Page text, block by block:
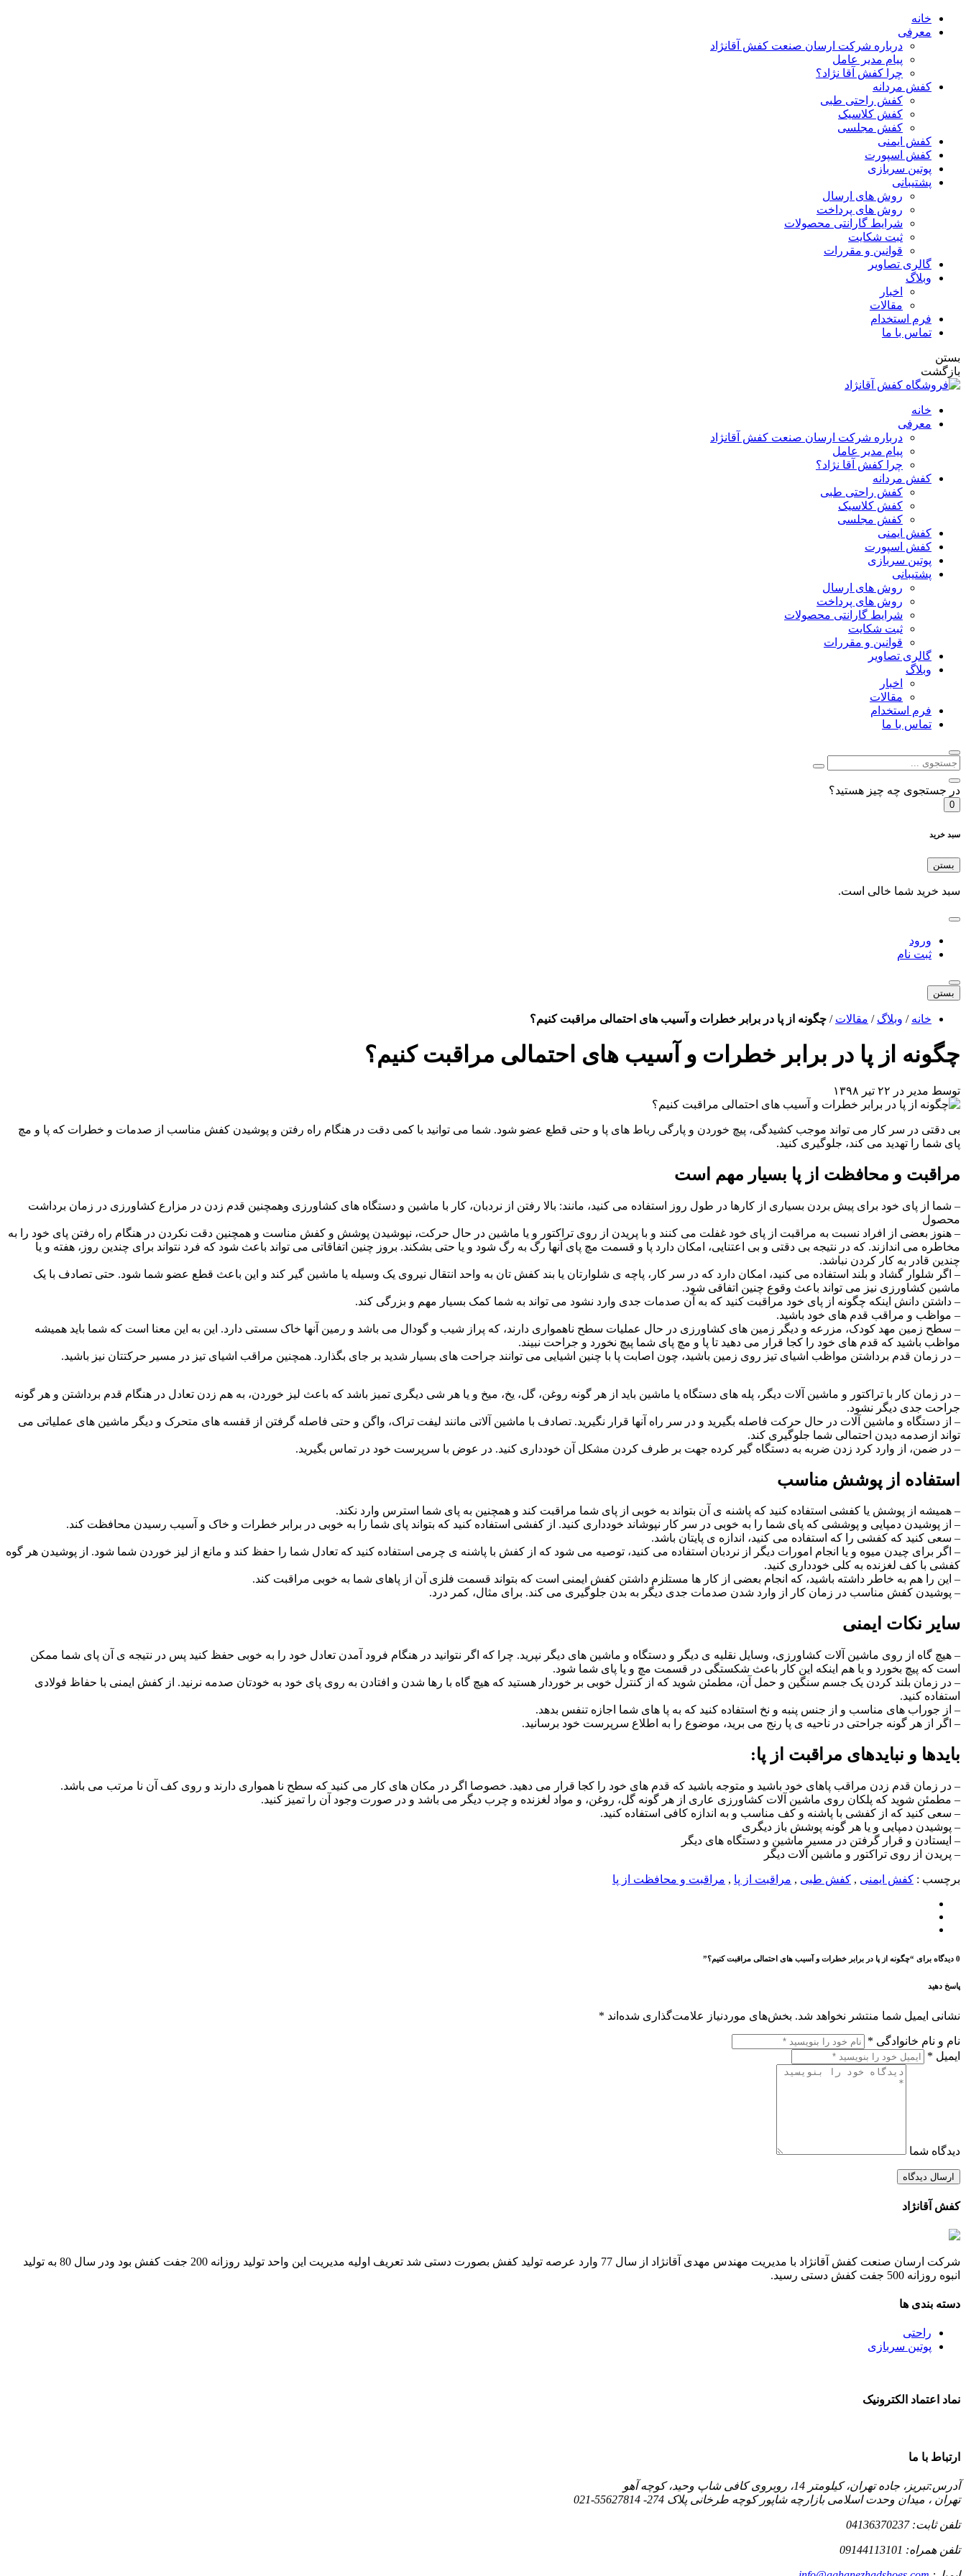
خانه
معرفی
درباره شرکت ارسان صنعت کفش آقانژاد
پیام مدیر عامل
چرا کفش آقا نژاد؟
کفش مردانه
کفش راحتی طبی
کفش کلاسیک
کفش مجلسی
کفش ایمنی
کفش اسپورت
پوتین سربازی
پشتیبانی
روش های ارسال
روش های پرداخت
شرایط گارانتی محصولات
ثبت شکایت
قوانین و مقررات
گالری تصاویر
وبلاگ
اخبار
مقالات
فرم استخدام
تماس با ما
بستن
بازگشت
خانه
معرفی
درباره شرکت ارسان صنعت کفش آقانژاد
پیام مدیر عامل
چرا کفش آقا نژاد؟
کفش مردانه
کفش راحتی طبی
کفش کلاسیک
کفش مجلسی
کفش ایمنی
کفش اسپورت
پوتین سربازی
پشتیبانی
روش های ارسال
روش های پرداخت
شرایط گارانتی محصولات
ثبت شکایت
قوانین و مقررات
گالری تصاویر
وبلاگ
اخبار
مقالات
فرم استخدام
تماس با ما
در جستجوی چه چیز هستید؟
0
سبد خرید
بستن
سبد خرید شما خالی است.
ورود
ثبت نام
بستن
خانه / وبلاگ / مقالات / چگونه از پا در برابر خطرات و آسیب های احتمالی مراقبت کنیم؟
چگونه از پا در برابر خطرات و آسیب های احتمالی مراقبت کنیم؟
توسط مدیر در ۲۲ تیر ۱۳۹۸
بی دقتی در سر کار می تواند موجب کشیدگی، پیچ خوردن و پارگی رباط های پا و حتی قطع عضو شود. شما می توانید با کمی دقت در هنگام راه رفتن و پوشیدن کفش مناسب از صدمات و خطرات که پا و مچ
پای شما را تهدید می کند، جلوگیری کنید.
مراقبت و محافظت از پا بسیار مهم است
– شما از پای خود برای پیش بردن بسیاری از کارها در طول روز استفاده می کنید، مانند: بالا رفتن از نردبان، کار با ماشین و دستگاه های کشاورزی وهمچنین قدم زدن در مزارع کشاورزی در زمان برداشت
محصول
– هنوز بعضی از افراد نسبت به مراقبت از پای خود غفلت می کنند و با پریدن از روی تراکتور و یا ماشین در حال حرکت، نپوشیدن پوشش و کفش مناست و همچنین دقت نکردن در هنگام راه رفتن پای خود را به
مخاطره می اندازند. که در نتیجه بی دقتی و بی اعتنایی، امکان دارد پا و قسمت مچ پای آنها رگ به رگ شود و یا حتی بشکند. بروز چنین اتفاقاتی می تواند باعث شود که فرد نتواند برای چندین روز، هفته و یا
چندین قادر به کار کردن نباشد.
– اگر شلوار گشاد و بلند استفاده می کنید، امکان دارد که در سر کار، پاچه ی شلوارتان یا بند کفش تان به واحد انتقال نیروی یک وسیله یا ماشین گیر کند و این باعث قطع عضو شما شود. حتی تصادف با یک
ماشین کشاورزی نیز می تواند باعث وقوع چنین اتفاقی شود.
– داشتن دانش اینکه چگونه از پای خود مراقبت کنید که به آن صدمات جدی وارد نشود می تواند به شما کمک بسیار مهم و بزرگی کند.
– مواظب و مراقب قدم های خود باشید.
– سطح زمین مهد کودک، مزرعه و دیگر زمین های کشاورزی در حال عملیات سطح ناهمواری دارند، که پراز شیب و گودال می باشد و رمین آنها خاک سستی دارد. این به این معنا است که شما باید همیشه
مواظب باشید که قدم های خود را کجا قرار می دهید تا پا و مچ پای شما پیچ نخورد و جراحت نبیند.
– در زمان قدم برداشتن مواظب اشیای تیز روی زمین باشید، چون اصابت پا با چنین اشیایی می توانند جراحت های بسیار شدید بر جای بگذارد. همچنین مراقب اشیای تیز در مسیر حرکتتان نیز باشید.
– در زمان کار با تراکتور و ماشین آلات دیگر، پله های دستگاه یا ماشین باید از هر گونه روغن، گل، یخ، میخ و یا هر شی دیگری تمیز باشد که باعث لیز خوردن، به هم زدن تعادل در هنگام قدم برداشتن و هر گونه
جراحت جدی دیگر نشود.
– از دستگاه و ماشین آلات در حال حرکت فاصله بگیرید و در سر راه آنها قرار نگیرید. تصادف با ماشین آلاتی مانند لیفت تراک، واگن و حتی فاصله گرفتن از قفسه های متحرک و دیگر ماشین های عملیاتی می
تواند ازصدمه دیدن احتمالی شما جلوگیری کند.
– در ضمن، از وارد کرد زدن ضربه به دستگاه گیر کرده جهت بر طرف کردن مشکل آن خودداری کنید. در عوض با سرپرست خود در تماس بگیرید.
استفاده از پوشش مناسب
– همیشه از پوشش یا کفشی استفاده کنید که پاشنه ی آن بتواند به خوبی از پای شما مراقبت کند و همچنین به پای شما استرس وارد نکند.
– از پوشیدن دمپایی و پوششی که پای شما را به خوبی در سر کار نپوشاند خودداری کنید. از کفشی استفاده کنید که بتواند پای شما را به خوبی در برابر خطرات و خاک و آسیب رسیدن محافظت کند.
– سعی کنید که کفشی را که استفاده می کنید، اندازه ی پایتان باشد.
– اگر برای چیدن میوه و یا انجام امورات دیگر از نردبان استفاده می کنید، توصیه می شود که از کفش با پاشنه ی چرمی استفاده کنید که تعادل شما را حفظ کند و مانع از لیز خوردن شما شود. از پوشیدن هر گوه
کفشی با کف لغزنده به کلی خودداری کنید.
– این را هم به خاطر داشته باشید، که انجام بعضی از کار ها مستلزم داشتن کفش ایمنی است که بتواند قسمت فلزی آن از پاهای شما به خوبی مراقبت کند.
– پوشیدن کفش مناسب در زمان کار از وارد شدن صدمات جدی دیگر به بدن جلوگیری می کند. برای مثال، کمر درد.
سایر نکات ایمنی
– هیچ گاه از روی ماشین آلات کشاورزی، وسایل نقلیه ی دیگر و دستگاه و ماشین های دیگر نپرید. چرا که اگر نتوانید در هنگام فرود آمدن تعادل خود را به خوبی حفظ کنید پس در نتیجه ی آن پای شما ممکن
است که پیچ بخورد و یا هم اینکه این کار باعث شکستگی در قسمت مچ و یا پای شما شود.
– در زمان بلند کردن یک جسم سنگین و حمل آن، مطمئن شوید که از کنترل خوبی بر خوردار هستید که هیچ گاه با رها شدن و افتادن به روی پای خود به خودتان صدمه نرنید. از کفش ایمنی با حفاظ فولادی
استفاده کنید.
– از جوراب های مناسب و از جنس پنبه و نخ استفاده کنید که به پا های شما اجازه تنفس بدهد.
– اگر از هر گونه جراحتی در ناحیه ی پا رنج می برید، موضوع را به اطلاع سرپرست خود برسانید.
بایدها و نبایدهای مراقبت از پا:
– در زمان قدم زدن مراقب پاهای خود باشید و متوجه باشید که قدم های خود را کجا قرار می دهید. خصوصا اگر در مکان های کار می کنید که سطح نا همواری دارند و روی کف آن نا مرتب می باشد.
– مطمئن شوید که پلکان روی ماشین آلات کشاورزی عاری از هر گونه گل، روغن، و مواد لغزنده و چرب دیگر می باشد و در صورت وجود آن را تمیز کنید.
– سعی کنید که از کفشی با پاشنه و کف مناسب و به اندازه کافی استفاده کنید.
– پوشیدن دمپایی و یا هر گونه پوشش باز دیگری
– ایستادن و قرار گرفتن در مسیر ماشین و دستگاه های دیگر
– پریدن از روی تراکتور و ماشین آلات دیگر
برچسب : کفش ایمنی , کفش طبی , مراقبت از پا , مراقبت و محافظت از پا
0 دیدگاه برای “چگونه از پا در برابر خطرات و آسیب های احتمالی مراقبت کنیم؟”
پاسخ دهید
نشانی ایمیل شما منتشر نخواهد شد. بخش‌های موردنیاز علامت‌گذاری شده‌اند *
نام و نام خانوادگی *
ایمیل *
دیدگاه شما
ارسال دیدگاه
کفش آقانژاد
شرکت ارسان صنعت کفش آقانژاد با مدیریت مهندس مهدی آقانژاد از سال 77 وارد عرصه تولید کفش بصورت دستی شد تعریف اولیه مدیریت این واحد تولید روزانه 200 جفت کفش بود ودر سال 80 به تولید
انبوه روزانه 500 جفت کفش دستی رسید.
دسته بندی ها
راحتی
پوتین سربازی
نماد اعتماد الکترونیک
ارتباط با ما
آدرس:تبریز، جاده تهران، کیلومتر 14، روبروی کافی شاپ وحید، کوچه آهو
تهران ، میدان وحدت اسلامی بازارچه شاپور کوچه طرخانی پلاک 274- 55627814-021
تلفن ثابت: 04136370237
تلفن همراه: